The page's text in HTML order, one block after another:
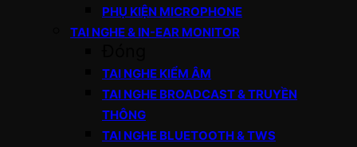
PHỤ KIỆN MICROPHONE
TAI NGHE & IN-EAR MONITOR
TAI NGHE KIỂM ÂM
TAI NGHE BROADCAST & TRUYỀN
THÔNG
TAI NGHE BLUETOOTH & TWS